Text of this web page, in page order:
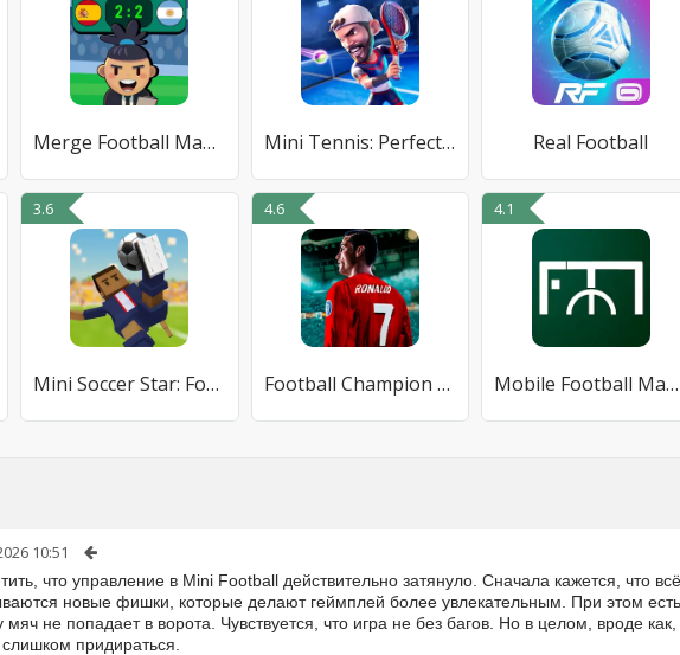
Merge Football Manager: Soccer Mini Tennis: Perfect Smash Real Football
3.6
Mini Soccer Star: Football Cup
4.6
Football Champion Soccer Kick
4.1
Mobile Football Manager
10:51
что управление в Mini Football действительно затянуло. Сначала кажется, что
новые фишки, которые делают геймплей более увлекательным. При этом
мяч не попадает в ворота. Чувствуется, что игра не без багов. Но в целом, вроде
придираться.